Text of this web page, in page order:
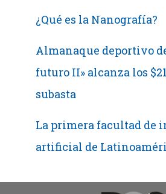
¿Qué es la Nanografía?
Almanaque deportivo
futuro II» alcanza los
subasta
La primera facultad de
artificial de